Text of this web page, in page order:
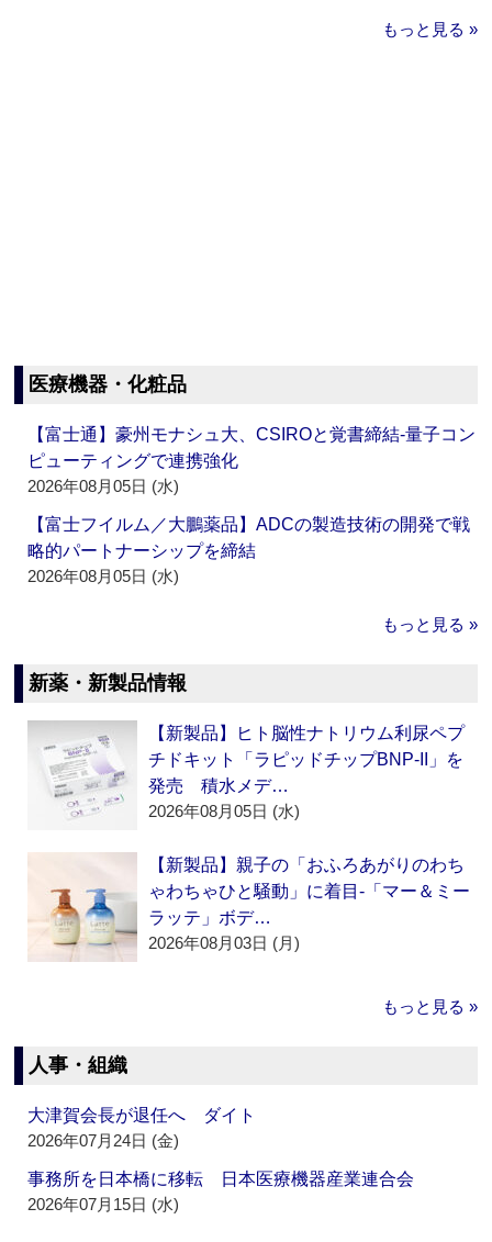
もっと見る »
医療機器・化粧品
【富士通】豪州モナシュ大、CSIROと覚書締結‐量子コン
ピューティングで連携強化
2026年08月05日 (水)
【富士フイルム／大鵬薬品】ADCの製造技術の開発で戦
略的パートナーシップを締結
2026年08月05日 (水)
もっと見る »
新薬・新製品情報
【新製品】ヒト脳性ナトリウム利尿ペプ
チドキット「ラピッドチップBNP-II」を
発売 積水メデ…
2026年08月05日 (水)
【新製品】親子の「おふろあがりのわち
ゃわちゃひと騒動」に着目‐「マー＆ミー
ラッテ」ボデ…
2026年08月03日 (月)
もっと見る »
人事・組織
大津賀会長が退任へ ダイト
2026年07月24日 (金)
事務所を日本橋に移転 日本医療機器産業連合会
2026年07月15日 (水)